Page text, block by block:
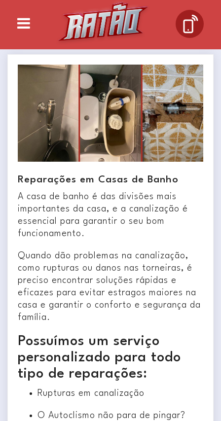
Reparações em Casas de Banho
A casa de banho é das divisões mais
importantes da casa, e a canalização é
essencial para garantir o seu bom
funcionamento.
Quando dão problemas na canalização,
como rupturas ou danos nas torneiras, é
preciso encontrar soluções rápidas e
eficazes para evitar estragos maiores na
casa e garantir o conforto e segurança da
família.
Possuímos um serviço
personalizado para todo
tipo de reparações:
Rupturas em canalização
O Autoclismo não para de pingar?